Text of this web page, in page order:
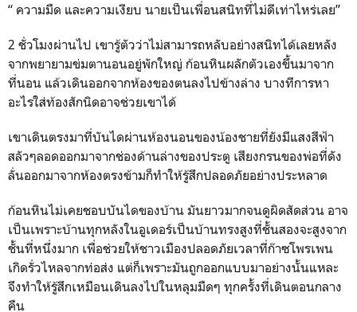
“ ความมืด และความเงียบ นายเป็นเพื่อนสนิทที่ไม่ดีเท่าไหร่เลย”
2 ชั่วโมงผ่านไป เขารู้ตัวว่าไม่สามารถหลับอย่างสนิทได้เลยหลัง
จากพยายามข่มตานอนอยู่พักใหญ่ ก้อนหินผลักตัวเองขึ้นมาจาก
ที่นอน แล้วเดินออกจากห้องของตนลงไปข้างล่าง บางทีการหา
อะไรใส่ท้องสักนิดอาจช่วยเขาได้
เขาเดินตรงมาที่บันไดผ่านห้องนอนของน้องชายที่ยังมีแสงสีฟ้า
สลัวๆลอดออกมาจากช่องด้านล่างของประตู เสียงกรนของพ่อที่ดัง
ลั่นออกมาจากห้องตรงข้ามก็ทำให้รู้สึกปลอดภัยอย่างประหลาด
ก้อนหินไม่เคยชอบบันไดของบ้าน มันยาวมากจนดูผิดสัดส่วน อาจ
เป็นเพราะบ้านทุกหลังในอูเดอร์เป็นบ้านทรงสูงที่ชั้นสองจะสูงจาก
ชั้นที่หนึ่งมาก เพื่อช่วยให้ชาวเมืองปลอดภัยเวลาที่ก๊าซโพรเพน
เกิดรั่วไหลจากท่อส่ง แต่ก็เพราะมันถูกออกแบบมาอย่างนั้นแหละ
จึงทำให้รู้สึกเหมือนเดินลงไปในหลุมมืดๆ ทุกครั้งที่เดินตอนกลาง
คืน